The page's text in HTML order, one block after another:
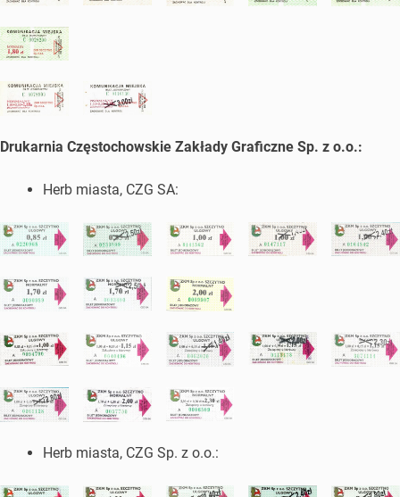
Drukarnia Częstochowskie Zakłady Graficzne Sp. z o.o.:
Herb miasta, CZG SA:
Herb miasta, CZG Sp. z o.o.: